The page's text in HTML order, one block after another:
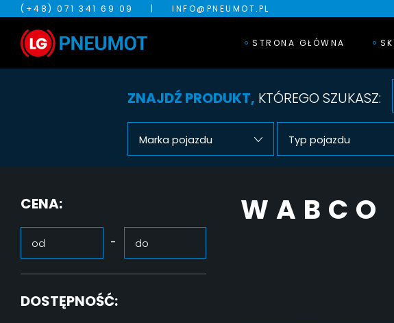
(+48) 071 341 69 09 | INFO@PNEUMOT.PL
STRONA GŁÓWNA
ZNAJDŹ PRODUKT, KTÓREGO SZUKASZ:
Marka pojazdu Typ pojazdu
CENA:
-
DOSTĘPNOŚĆ:
WABCO